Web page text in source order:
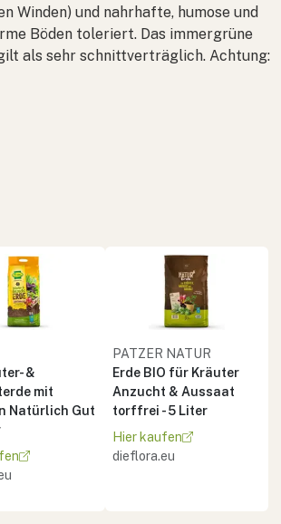
Winden) und nahrhafte, humose und
Böden toleriert. Das immergrüne
als sehr schnittverträglich. Achtung:
&
mit
Natürlich Gut
PATZER NATUR
Erde BIO für Kräuter
Anzucht & Aussaat
torffrei - 5 Liter
Hier kaufen
dieflora.eu